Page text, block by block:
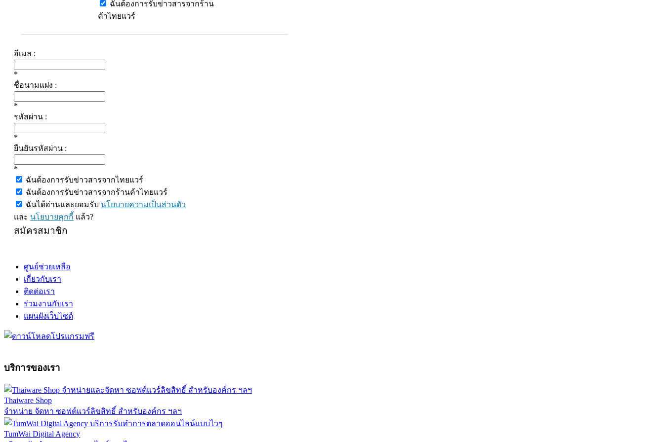
ฉันต้องการรับข่าวสารจากร้าน
ค้าไทยแวร์
อีเมล :
*
ชื่อนามแฝง :
*
รหัสผ่าน :
*
ยืนยันรหัสผ่าน :
*
ฉันต้องการรับข่าวสารจากไทยแวร์
ฉันต้องการรับข่าวสารจากร้านค้าไทยแวร์
ฉันได้อ่านและยอมรับ นโยบายความเป็นส่วนตัว
และ นโยบายคุกกี้ แล้ว?
สมัครสมาชิก
ศูนย์ช่วยเหลือ
เกี่ยวกับเรา
ติดต่อเรา
ร่วมงานกับเรา
แผนผังเว็บไซต์
บริการของเรา
Thaiware Shop
จำหน่าย จัดหา ซอฟต์แวร์ลิขสิทธิ์ สำหรับองค์กร ฯลฯ
TumWai Digital Agency